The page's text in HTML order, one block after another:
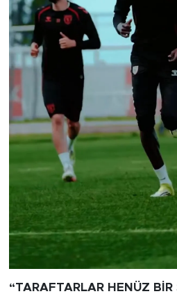
“TARAFTARLAR HENÜZ BİR